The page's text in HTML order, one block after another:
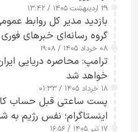
۲۹ اردیبهشت ۱۴۰۵ / ۱۳:۴۲
بازدید مدیر کل روابط
گروه رسانه‌ای خبرهای
رسانه‌های هوشمند و
۰۸ خرداد ۱۴۰۵ / ۱۹:۰۸
ترامپ: محاصره دریایی
خواهد شد
۱۸ خرداد ۱۴۰۵ / ۰۱:۳۳
پست ساعتی قبل حساب
اینستاگرام؛ نفس رژیم به
۱۷ تیر ۱۴۰۵ / ۱۶:۵۶